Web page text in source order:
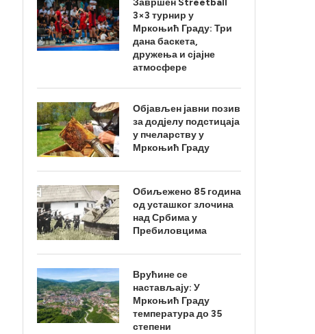
Завршен Streetball
3×3 турнир у
Мркоњић Граду: Три
дана баскета,
дружења и сјајне
атмосфере
Објављен јавни позив
за додјелу подстицаја
у пчеларству у
Мркоњић Граду
Обиљежено 85 година
од усташког злочина
над Србима у
Пребиловцима
Врућине се
настављају: У
Мркоњић Граду
температура до 35
степени